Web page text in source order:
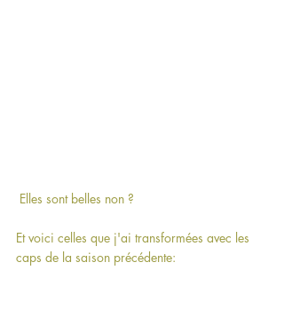
Elles sont belles non ?
Et voici celles que j'ai transformées avec les
caps de la saison précédente: